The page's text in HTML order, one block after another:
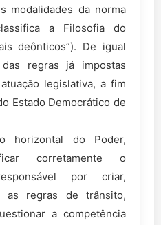
modalidades da norma
a Filosofia do
deônticos”). De igual
regras já impostas
legislativa, a fim
Estado Democrático de
do Poder,
corretamente o
por criar,
as regras de trânsito,
a competência